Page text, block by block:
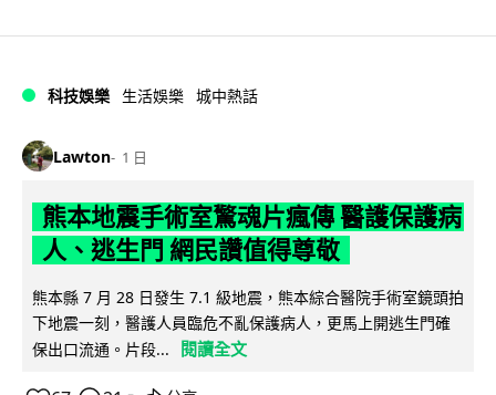
科技娛樂 生活娛樂 城中熱話
Lawton 1 日
熊本地震手術室驚魂片瘋傳 醫護保護病
人、逃生門 網民讚值得尊敬
熊本縣 7 月 28 日發生 7.1 級地震，熊本綜合醫院手術室鏡頭拍
下地震一刻，醫護人員臨危不亂保護病人，更馬上開逃生門確
保出口流通。片段...
閱讀全文